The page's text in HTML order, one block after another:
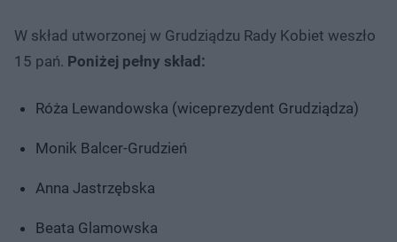
W skład utworzonej w Grudziądzu Rady Kobiet weszło
15 pań. Poniżej pełny skład:
Róża Lewandowska (wiceprezydent Grudziądza)
Monik Balcer-Grudzień
Anna Jastrzębska
Beata Glamowska